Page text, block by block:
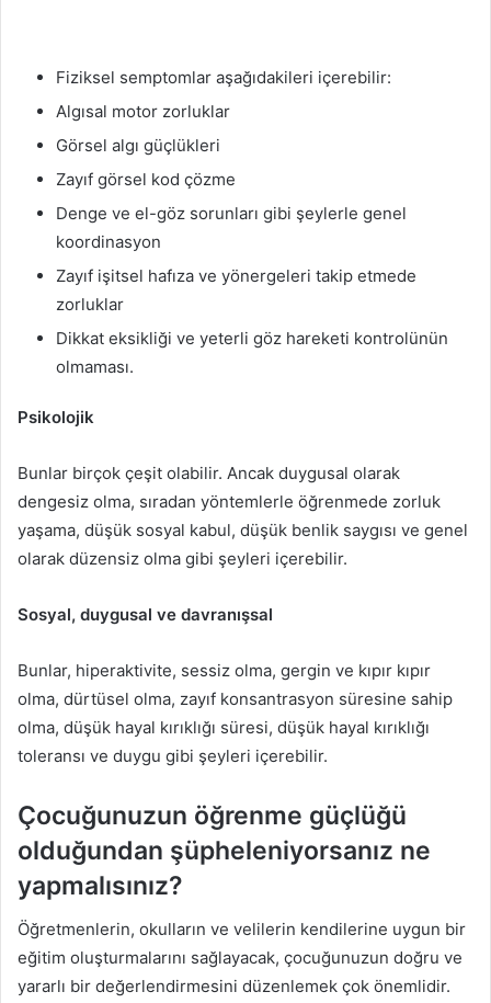
Fiziksel semptomlar aşağıdakileri içerebilir:
Algısal motor zorluklar
Görsel algı güçlükleri
Zayıf görsel kod çözme
Denge ve el-göz sorunları gibi şeylerle genel
koordinasyon
Zayıf işitsel hafıza ve yönergeleri takip etmede
zorluklar
Dikkat eksikliği ve yeterli göz hareketi kontrolünün
olmaması.
Psikolojik
Bunlar birçok çeşit olabilir. Ancak duygusal olarak
dengesiz olma, sıradan yöntemlerle öğrenmede zorluk
yaşama, düşük sosyal kabul, düşük benlik saygısı ve genel
olarak düzensiz olma gibi şeyleri içerebilir.
Sosyal, duygusal ve davranışsal
Bunlar, hiperaktivite, sessiz olma, gergin ve kıpır kıpır
olma, dürtüsel olma, zayıf konsantrasyon süresine sahip
olma, düşük hayal kırıklığı süresi, düşük hayal kırıklığı
toleransı ve duygu gibi şeyleri içerebilir.
Çocuğunuzun öğrenme güçlüğü
olduğundan şüpheleniyorsanız ne
yapmalısınız?
Öğretmenlerin, okulların ve velilerin kendilerine uygun bir
eğitim oluşturmalarını sağlayacak, çocuğunuzun doğru ve
yararlı bir değerlendirmesini düzenlemek çok önemlidir.